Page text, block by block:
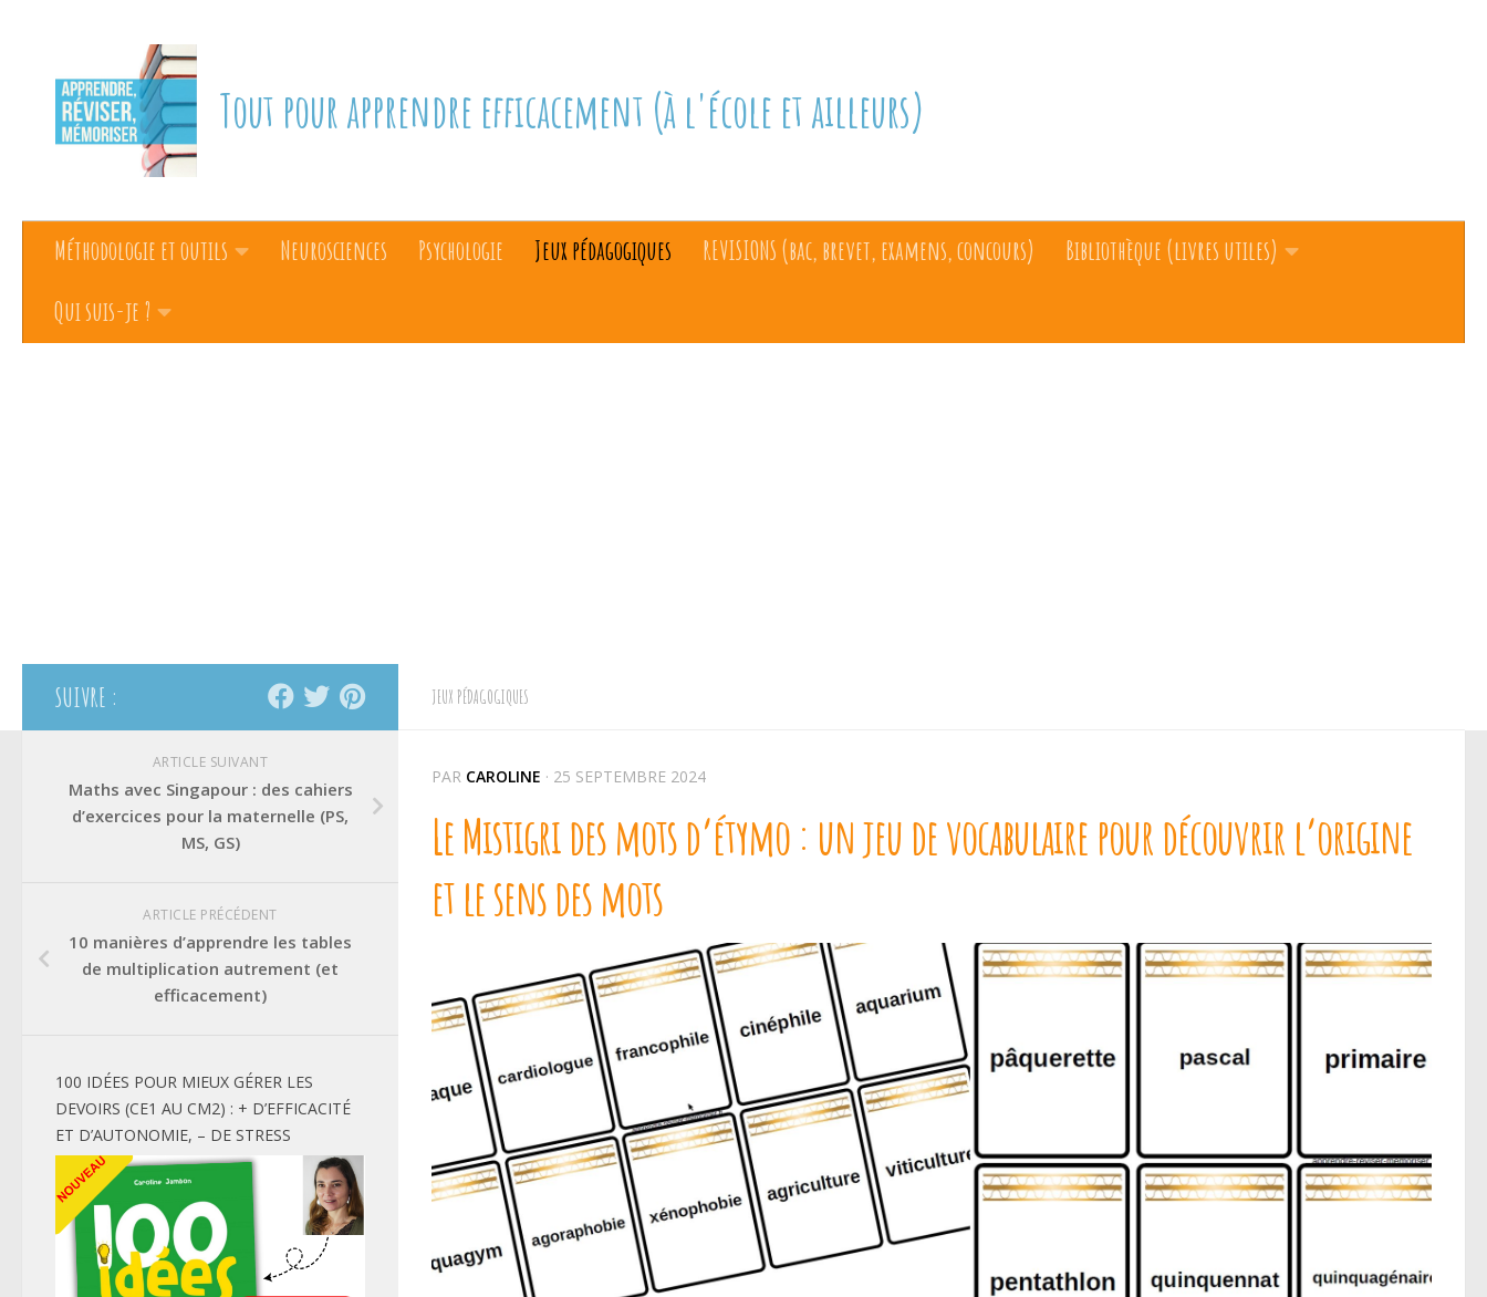
Tout pour apprendre efficacement (à l'école et ailleurs)
Méthodologie et outils Neurosciences Psychologie Jeux pédagogiques REVISIONS (bac, brevet, examens, concours)
Bibliothèque (livres utiles)
Qui suis-je ?
JEUX PÉDAGOGIQUES
PAR CAROLINE · 25 SEPTEMBRE 2024
Le Mistigri des mots d’étymo : un jeu de vocabulaire pour découvrir l’origine
et le sens des mots
SUIVRE :
ARTICLE SUIVANT
Maths avec Singapour : des cahiers
d’exercices pour la maternelle (PS,
MS, GS)
ARTICLE PRÉCÉDENT
10 manières d’apprendre les tables
de multiplication autrement (et
efficacement)
100 IDÉES POUR MIEUX GÉRER LES
DEVOIRS (CE1 AU CM2) : + D’EFFICACITÉ
ET D’AUTONOMIE, – DE STRESS